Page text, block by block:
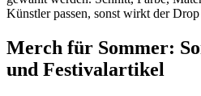
Künstler passen, sonst wirkt der Drop
Merch für Sommer:
und Festivalartikel